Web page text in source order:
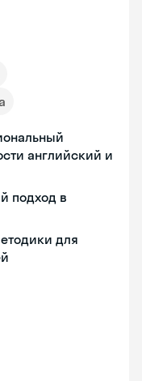
английский и
подход в
для